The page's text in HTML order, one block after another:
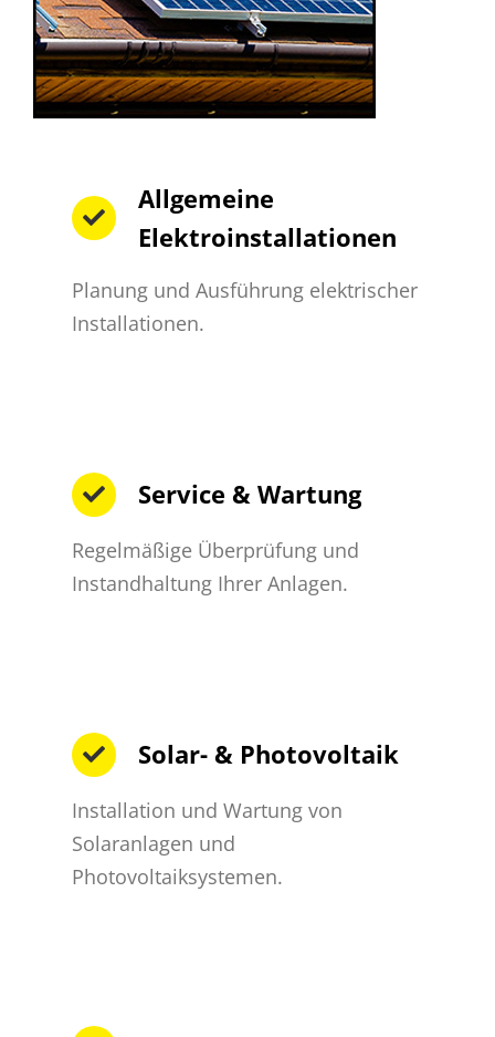
Allgemeine
Elektroinstallationen
Planung und Ausführung elektrischer
Installationen.
Service & Wartung
Regelmäßige Überprüfung und
Instandhaltung Ihrer Anlagen.
Solar- & Photovoltaik
Installation und Wartung von
Solaranlagen und
Photovoltaiksystemen.